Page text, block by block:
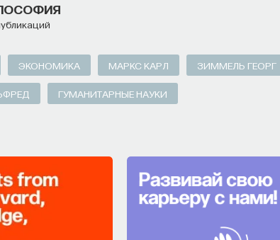
ЭКОНОМИКА МАРКС КАРЛ ЗИММЕЛЬ ГЕОРГ
ГУМАНИТАРНЫЕ НАУКИ